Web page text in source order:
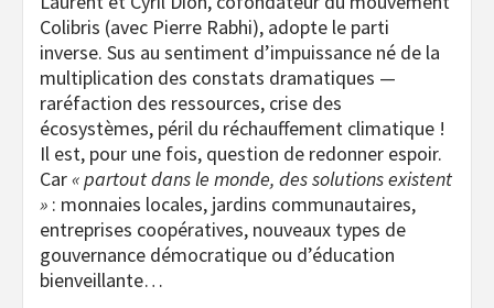
Colibris (avec Pierre Rabhi), adopte le parti
inverse. Sus au sentiment d’impuissance né de la
multiplication des constats dramatiques —
raréfaction des ressources, crise des
écosystèmes, péril du réchauffement climatique !
Il est, pour une fois, question de redonner espoir.
Car« partout dans le monde, des solutions existent
» : monnaies locales, jardins communautaires,
entreprises coopératives, nouveaux types de
gouvernance démocratique ou d’éducation
bienveillante…